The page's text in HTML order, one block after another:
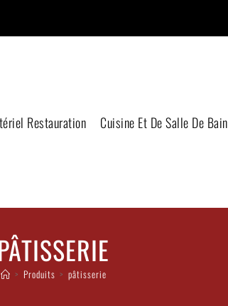
Restauration Cuisine Et De Salle De Bain
> Produits > pâtisserie